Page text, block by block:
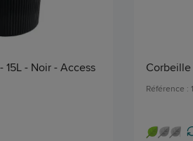
- Noir - Access Corbeille
Référence :